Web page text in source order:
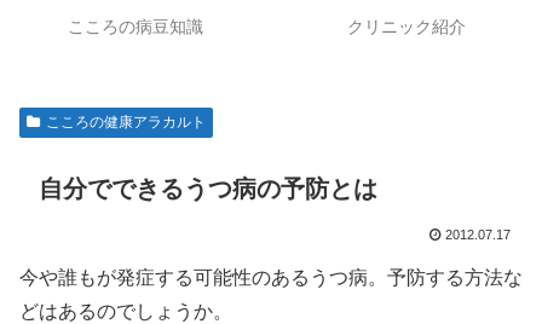
こころの病豆知識 クリニック紹介
こころの健康アラカルト
自分でできるうつ病の予防とは
2012.07.17
今や誰もが発症する可能性のあるうつ病。予防する方法な
どはあるのでしょうか。